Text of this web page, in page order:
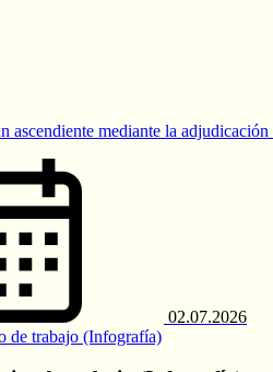
ascendiente mediante la
02.07.2026